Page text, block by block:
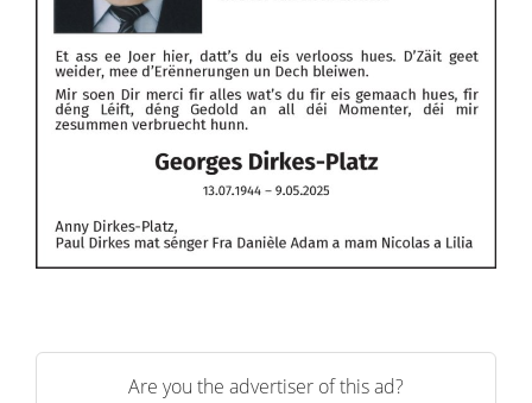
Are you the advertiser of this ad?